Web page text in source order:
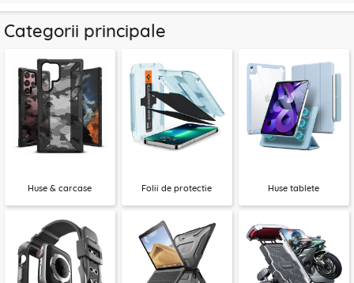
Categorii principale
Huse & carcase Folii de protectie Huse tablete